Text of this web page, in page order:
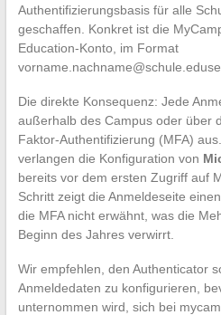
Authentifizierungsbasis für alle
geschaffen. Konkret ist die
Education-Konto, im Format
Die direkte Konsequenz: Jede
außerhalb des Campus oder über
Faktor-Authentifizierung (MFA)
verlangen die Konfiguration von
bereits vor dem ersten Zugriff auf
Schritt zeigt die Anmeldeseite
die MFA nicht erwähnt, was die
Beginn des Jahres verwirrt.
Wir empfehlen, den Authenticator
Anmeldedaten zu konfigurieren,
unternommen wird, sich bei